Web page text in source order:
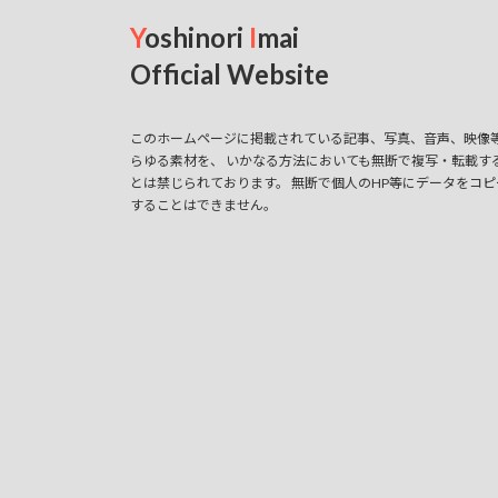
Yoshinori Imai
Official Website
このホームページに掲載されている記事、写真、音声、映像
らゆる素材を、 いかなる方法においても無断で複写・転載す
とは禁じられております。 無断で個人のHP等にデータをコピ
することはできません。